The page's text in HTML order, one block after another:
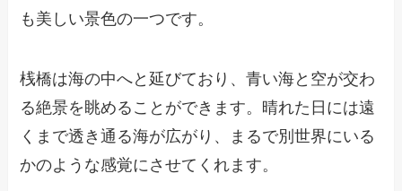
も美しい景色の一つです。
桟橋は海の中へと延びており、青い海と空が交わ
る絶景を眺めることができます。晴れた日には遠
くまで透き通る海が広がり、まるで別世界にいる
かのような感覚にさせてくれます。